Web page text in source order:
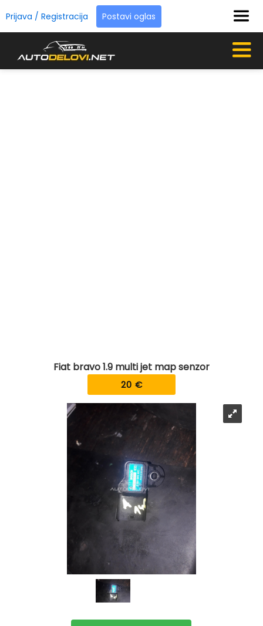
Prijava / Registracija Postavi oglas
Fiat bravo 1.9 multi jet map senzor
20 €